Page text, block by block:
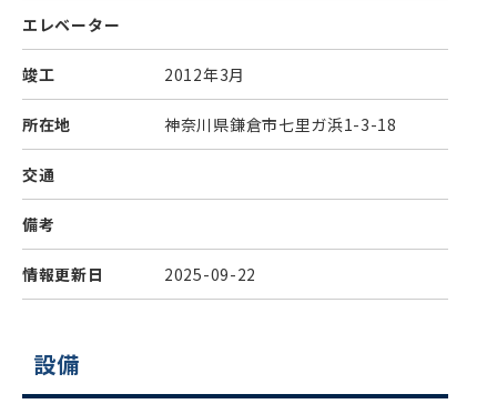
エレベーター
竣工 2012年3月
所在地 神奈川県鎌倉市七里ガ浜1-3-18
交通
備考
情報更新日 2025-09-22
設備